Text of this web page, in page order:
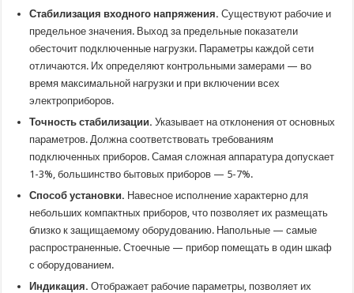
Стабилизация входного напряжения. Существуют рабочие и
предельное значения. Выход за предельные показатели
обесточит подключенные нагрузки. Параметры каждой сети
отличаются. Их определяют контрольными замерами — во
время максимальной нагрузки и при включении всех
электроприборов.
Точность стабилизации. Указывает на отклонения от основных
параметров. Должна соответствовать требованиям
подключенных приборов. Самая сложная аппаратура допускает
1-3%, большинство бытовых приборов — 5-7%.
Способ установки. Навесное исполнение характерно для
небольших компактных приборов, что позволяет их размещать
близко к защищаемому оборудованию. Напольные — самые
распространенные. Стоечные — прибор помещать в один шкаф
с оборудованием.
Индикация. Отображает рабочие параметры, позволяет их